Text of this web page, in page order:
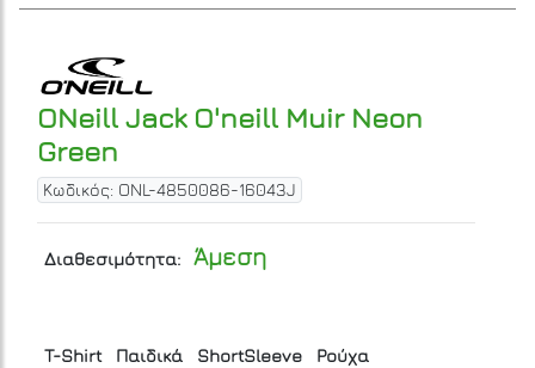
ONeill Jack O'neill Muir Neon
Green
Κωδικός: ONL-4850086-16043J
Διαθεσιμότητα: Άμεση
T-Shirt Παιδικά ShortSleeve Ρούχα